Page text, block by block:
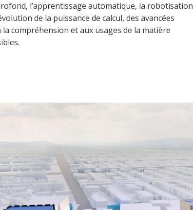
l’apprentissage automatique, la robotisation
de la puissance de calcul, des avancées
compréhension et aux usages de la matière